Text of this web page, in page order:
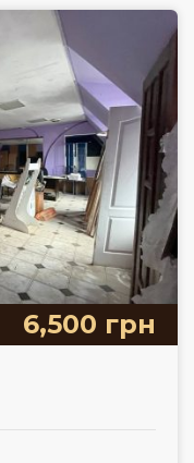
6,500 грн